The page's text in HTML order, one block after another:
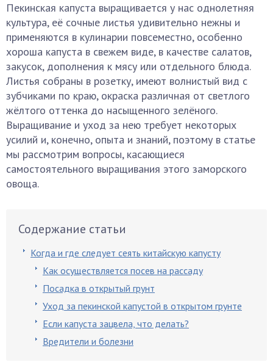
Пекинская капуста выращивается у нас однолетняя
культура, её сочные листья удивительно нежны и
применяются в кулинарии повсеместно, особенно
хороша капуста в свежем виде, в качестве салатов,
закусок, дополнения к мясу или отдельного блюда.
Листья собраны в розетку, имеют волнистый вид с
зубчиками по краю, окраска различная от светлого
жёлтого оттенка до насыщенного зелёного.
Выращивание и уход за нею требует некоторых
усилий и, конечно, опыта и знаний, поэтому в статье
мы рассмотрим вопросы, касающиеся
самостоятельного выращивания этого заморского
овоща.
Содержание статьи
Когда и где следует сеять китайскую капусту
Как осуществляется посев на рассаду
Посадка в открытый грунт
Уход за пекинской капустой в открытом грунте
Если капуста зацвела, что делать?
Вредители и болезни